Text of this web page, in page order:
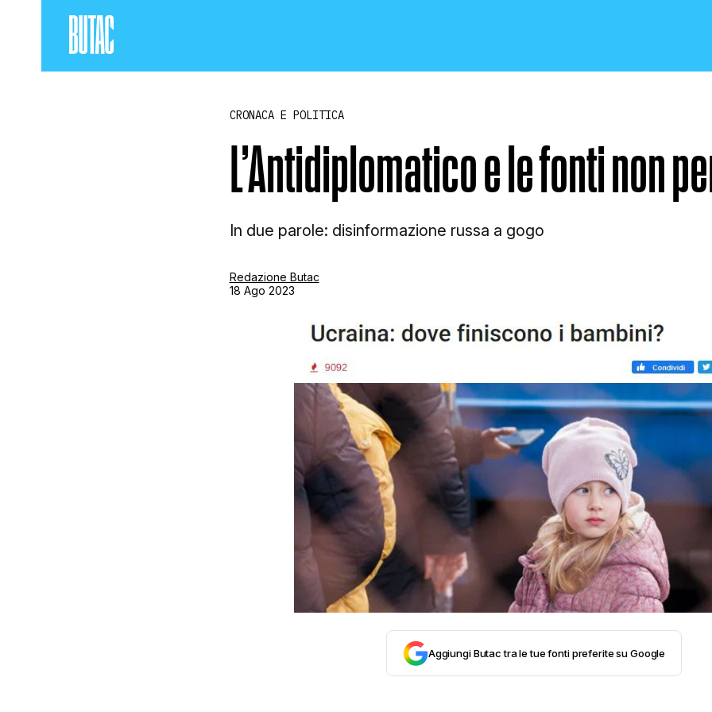
SALUTE E MEDICINA
STORIA E CITAZIONI
INTRATTENIMENTO
COMPLOTTI, LEGGENDE URBANE ED
EDITORIALI
CRONACA E POLITICA
L’Antidiplomatico e le fonti non
In due parole: disinformazione russa a gogo
Redazione Butac
18 Ago 2023
Aggiungi Butac tra le tue fonti preferite su Google